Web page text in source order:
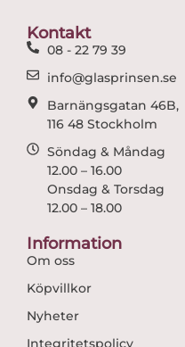
Kontakt
08 - 22 79 39
info@glasprinsen.se
Barnängsgatan 46B,
116 48 Stockholm
Söndag & Måndag
12.00 – 16.00
Onsdag & Torsdag
12.00 – 18.00
Information
Om oss
Köpvillkor
Nyheter
Integritetspolicy